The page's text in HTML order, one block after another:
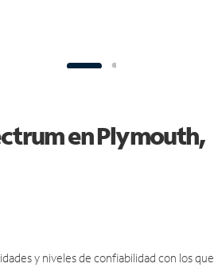
en Plymouth,
y niveles de confiabilidad con los que